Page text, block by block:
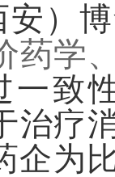
）
药学
一致
治疗
企为